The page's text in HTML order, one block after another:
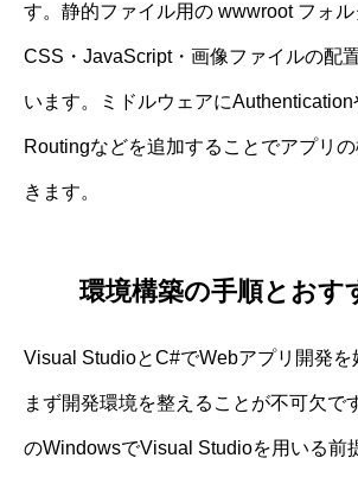
す。静的ファイル用の wwwroot フォル
CSS・JavaScript・画像ファイルの配
います。ミドルウェアにAuthentication
Routingなどを追加することでアプリ
きます。
環境構築の手順とおす
Visual StudioとC#でWebアプリ開発を
まず開発環境を整えることが不可欠で
のWindowsでVisual Studioを用いる前